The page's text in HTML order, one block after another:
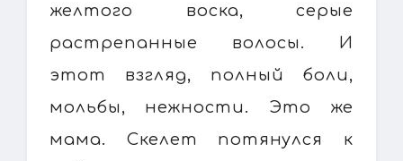
желтого воска, серые
растрепанные волосы. И
этот взгляд, полный боли,
мольбы, нежности. Это же
мама. Скелет потянулся к